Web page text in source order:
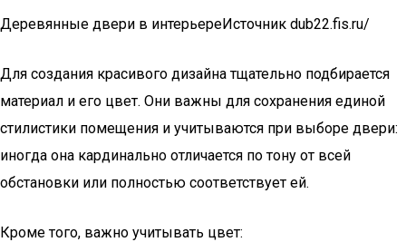
Деревянные двери в интерьереИсточник dub22.fis.ru/
Для создания красивого дизайна тщательно подбирается
материал и его цвет. Они важны для сохранения единой
стилистики помещения и учитываются при выборе двери:
иногда она кардинально отличается по тону от всей
обстановки или полностью соответствует ей.
Кроме того, важно учитывать цвет: